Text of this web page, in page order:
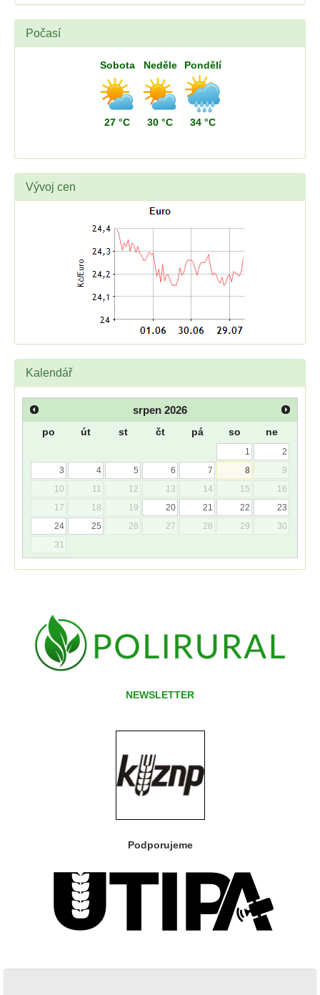
Počasí
Sobota
27 °C
Neděle
30 °C
Pondělí
34 °C
Vývoj cen
Kalendář
srpen 2026
po út st čt pá so ne
1
2
3
4 5 6 7 8
9
10
11 12 13 14 15
16
17
18 19 20 21 22
23
24
25 26 27 28 29
30
31
NEWSLETTER
Podporujeme